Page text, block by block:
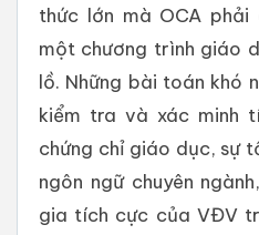
thức lớn mà OCA
một chương trình giáo
lồ. Những bài toán khó
kiểm tra và xác minh
chứng chỉ giáo dục, sự
ngôn ngữ chuyên
gia tích cực của VĐV